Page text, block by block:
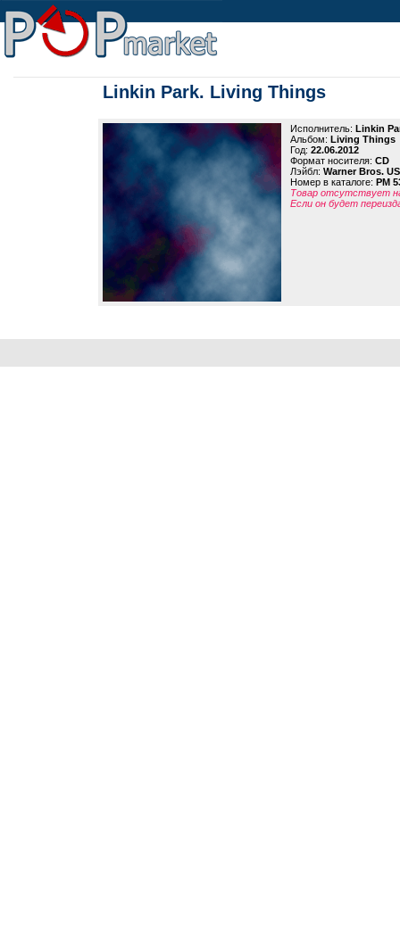
Linkin Park. Living Things
Исполнитель: Linkin
Альбом: Living Things
Год: 22.06.2012
Формат носителя: CD
Лэйбл: Warner Bros. US
Номер в каталоге: PM
Товар отсутствует
Если он будет